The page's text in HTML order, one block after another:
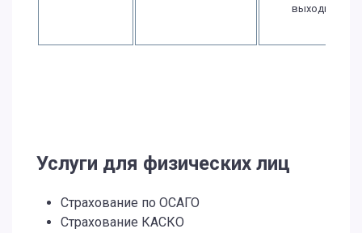
выходной
Услуги для физических лиц
Страхование по ОСАГО
Страхование КАСКО